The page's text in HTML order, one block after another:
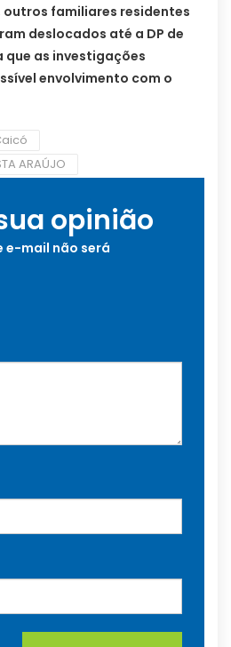
outros familiares residentes
deslocados até a DP de
que as investigações
envolvimento com o
ARAÚJO
opinião
e-mail não será